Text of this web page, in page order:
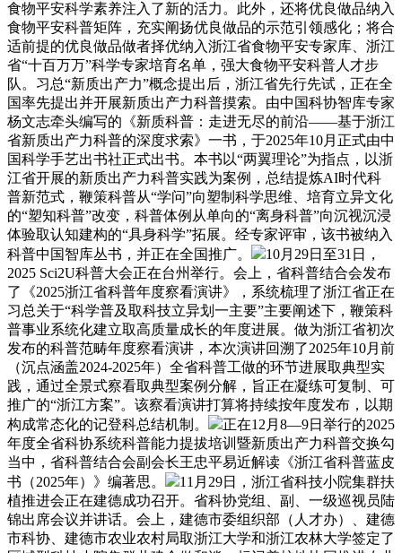
食物平安科学素养注入了新的活力。此外，还将优良做品纳入
食物平安科普矩阵，充实阐扬优良做品的示范引领感化；将合
适前提的优良做品做者择优纳入浙江省食物平安专家库、浙江
省“十百万万”科学专家培育名单，强大食物平安科普人才步
队。习总“新质出产力”概念提出后，浙江省先行先试，正在全
国率先提出并开展新质出产力科普摸索。由中国科协智库专家
杨文志牵头编写的《新质科普：走进无尽的前沿——基于浙江
省新质出产力科普的深度求索》一书，于2025年10月正式由中
国科学手艺出书社正式出书。本书以“两翼理论”为指点，以浙
江省开展的新质出产力科普实践为案例，总结提炼AI时代科
普新范式，鞭策科普从“学问”向塑制科学思维、培育立异文化
的“塑知科普”改变，科普体例从单向的“离身科普”向沉视沉浸
体验取认知建构的“具身科学”拓展。经专家评审，该书被纳入
科普中国智库丛书，并正在全国推广。
10月29日至31日，
2025 Sci2U科普大会正在台州举行。会上，省科普结合会发布
了《2025浙江省科普年度察看演讲》，系统梳理了浙江省正在
习总关于“科学普及取科技立异划一主要”主要阐述下，鞭策科
普事业系统化建立取高质量成长的年度进展。做为浙江省初次
发布的科普范畴年度察看演讲，本次演讲回溯了2025年10月前
（沉点涵盖2024-2025年）全省科普工做的环节进展取典型实
践，通过全景式察看取典型案例分解，旨正在凝练可复制、可
推广的“浙江方案”。该察看演讲打算将持续按年度发布，以期
构成常态化的记登科总结机制。
正在12月8—9日举行的2025
年度全省科协系统科普能力提拔培训暨新质出产力科普交换勾
当中，省科普结合会副会长王忠平易近解读《浙江省科普蓝皮
书（2025年）》编著思。
11月29日，浙江省科技小院集群扶
植推进会正在建德成功召开。省科协党组、副、一级巡视员陆
锦出席会议并讲话。会上，建德市委组织部（人才办）、建德
市科协、建德市农业农村局取浙江大学和浙江农林大学签定了